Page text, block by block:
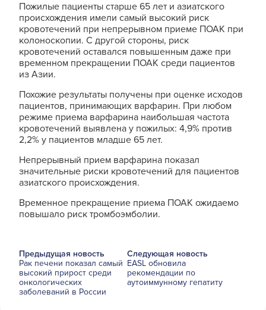
Пожилые пациенты старше 65 лет и азиатского
происхождения имели самый высокий риск
кровотечений при непрерывном приеме ПОАК при
колоноскопии. С другой стороны, риск
кровотечений оставался повышенным даже при
временном прекращении ПОАК среди пациентов
из Азии.
Похожие результаты получены при оценке исходов
пациентов, принимающих варфарин. При любом
режиме приема варфарина наибольшая частота
кровотечений выявлена у пожилых: 4,9% против
2,2% у пациентов младше 65 лет.
Непрерывный прием варфарина показал
значительные риски кровотечений для пациентов
азиатского происхождения.
Временное прекращение приема ПОАК ожидаемо
повышало риск тромбоэмболии.
Предыдущая новость
Рак печени показал самый
высокий прирост среди
онкологических
заболеваний в России
Следующая новость
EASL обновила
рекомендации по
аутоиммунному гепатиту